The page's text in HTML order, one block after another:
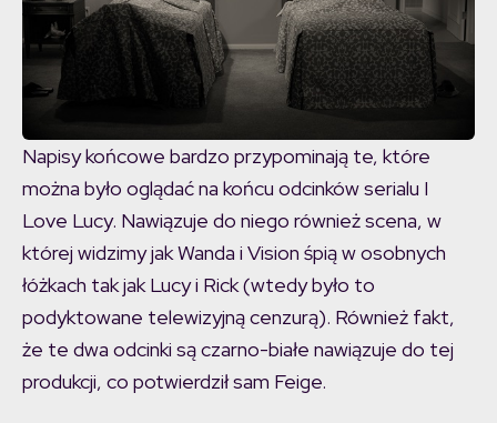
Napisy końcowe bardzo przypominają te, które
można było oglądać na końcu odcinków serialu I
Love Lucy. Nawiązuje do niego również scena, w
której widzimy jak Wanda i Vision śpią w osobnych
łóżkach tak jak Lucy i Rick (wtedy było to
podyktowane telewizyjną cenzurą). Również fakt,
że te dwa odcinki są czarno-białe nawiązuje do tej
produkcji, co potwierdził sam Feige.